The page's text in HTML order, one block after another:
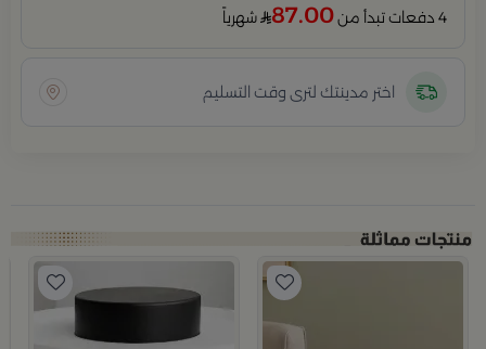
4 دفعات تبدأ من 87.00 شهرياً
اختر مدينتك لترى وقت التسليم